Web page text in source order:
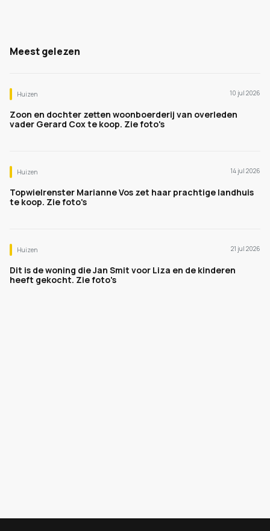
Meest gelezen
Huizen 10 jul 2026
Zoon en dochter zetten woonboerderij van overleden
vader Gerard Cox te koop. Zie foto's
Huizen 14 jul 2026
Topwielrenster Marianne Vos zet haar prachtige landhuis
te koop. Zie foto's
Huizen 21 jul 2026
Dit is de woning die Jan Smit voor Liza en de kinderen
heeft gekocht. Zie foto's